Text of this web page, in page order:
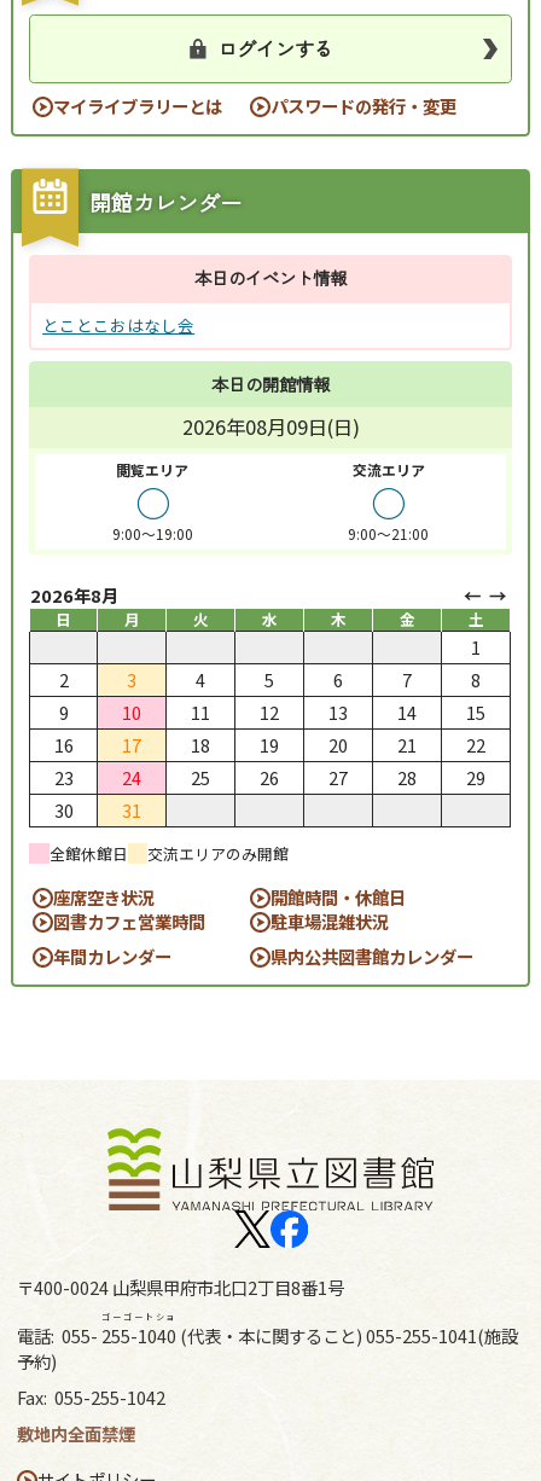
ログインする
マイライブラリーとは パスワードの発行・変更
開館カレンダー
本日のイベント情報
とことこおはなし会
本日の開館情報
2026年08月09日(日)
閲覧エリア
○
9:00～19:00
交流エリア
○
9:00～21:00
2026年8月
日 月 火 水 木 金 土
1
2
3 4 5 6 7
8
9
10 11 12 13 14
15
16
17 18 19 20 21
22
23
24 25 26 27 28
29
30
31
全館休館日 交流エリアのみ開館
座席空き状況
開館時間・休館日
図書カフェ営業時間
駐車場混雑状況
年間カレンダー
県内公共図書館カレンダー
〒400-0024 山梨県甲府市北口2丁目8番1号
電話: 055- 255-1040
ゴーゴートショ
(代表・本に関すること) 055-255-1041(施設
予約)
Fax: 055-255-1042
敷地内全面禁煙